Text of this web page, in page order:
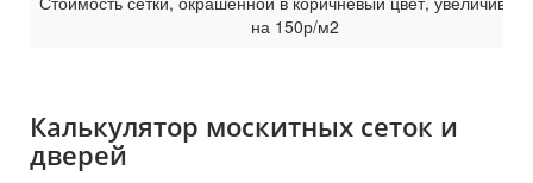
на 150р/м2
Калькулятор москитных сеток и
дверей